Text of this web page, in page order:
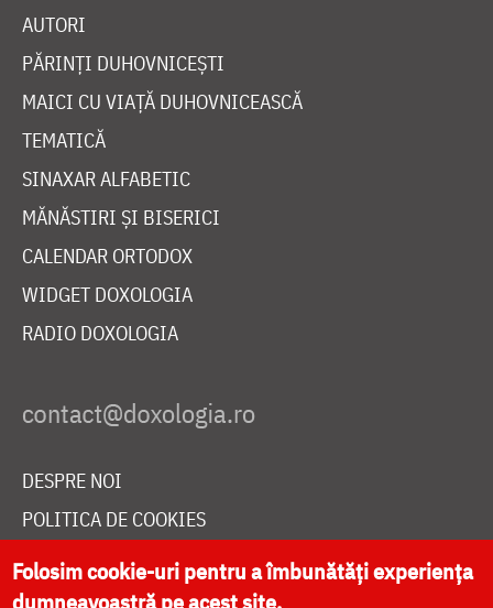
AUTORI
PĂRINȚI DUHOVNICEȘTI
MAICI CU VIAȚĂ DUHOVNICEASCĂ
TEMATICĂ
SINAXAR ALFABETIC
MĂNĂSTIRI ȘI BISERICI
CALENDAR ORTODOX
WIDGET DOXOLOGIA
RADIO DOXOLOGIA
DESPRE NOI
POLITICA DE COOKIES
DONEAZĂ ONLINE PENTRU CATEDRALA NAȚIONALĂ
Folosim cookie-uri pentru a îmbunătăți experiența
dumneavoastră pe acest site.